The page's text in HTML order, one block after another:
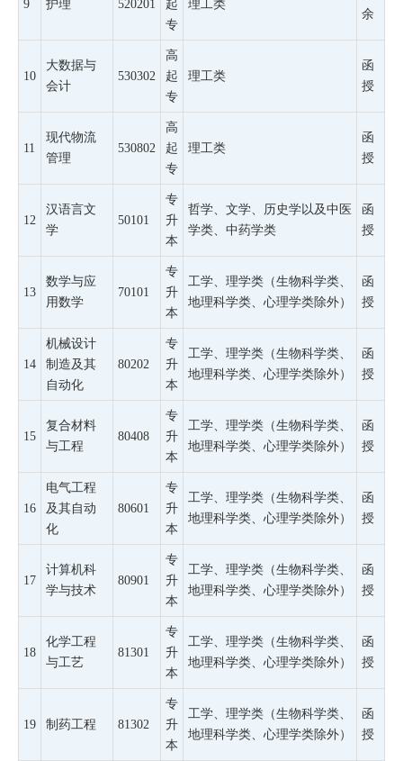
9 护理 520201
起
专
理工类
余
10
大数据与
会计
530302
高
起
专
理工类
函
授
11
现代物流
管理
530802
高
起
专
理工类
函
授
12
汉语言文
学
50101
专
升
本
哲学、文学、历史学以及中医
学类、中药学类
函
授
13
数学与应
用数学
70101
专
升
本
工学、理学类（生物科学类、
地理科学类、心理学类除外）
函
授
14
机械设计
制造及其
自动化
80202
专
升
本
工学、理学类（生物科学类、
地理科学类、心理学类除外）
函
授
15
复合材料
与工程
80408
专
升
本
工学、理学类（生物科学类、
地理科学类、心理学类除外）
函
授
16
电气工程
及其自动
化
80601
专
升
本
工学、理学类（生物科学类、
地理科学类、心理学类除外）
函
授
17
计算机科
学与技术
80901
专
升
本
工学、理学类（生物科学类、
地理科学类、心理学类除外）
函
授
18
化学工程
与工艺
81301
专
升
本
工学、理学类（生物科学类、
地理科学类、心理学类除外）
函
授
19 制药工程 81302
专
升
本
工学、理学类（生物科学类、
地理科学类、心理学类除外）
函
授